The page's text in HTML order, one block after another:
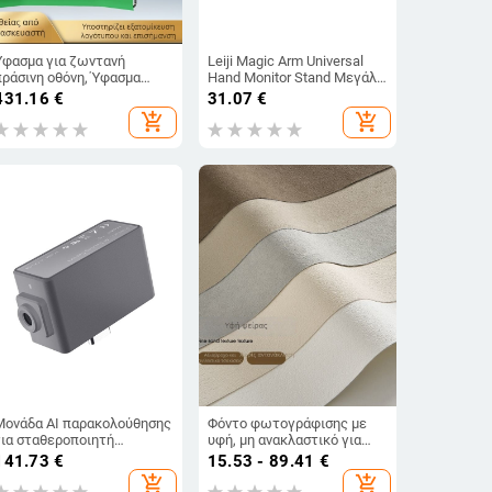
για ζωντανή
οθόνη, Ύφασμα
πράσινης οθόνης,
Φορητός
€
add_shopping_cart
Leiji Magic Arm Universal
Hand Monitor Stand Μεγάλο
Μικρό Μεταλλικό
Σφιγκτήρα Καβουριού
Μεταλλικό Ισχυρό
31.07 €
add_shopping_cart
AI παρακολούθησης
σταθεροποιητή
€
add_shopping_cart
Φόντο φωτογράφισης με
υφή, μη ανακλαστικό για
κοσμήματα και still life
(Brand: Unique; Type: Other;
15.53 - 89.41 €
add_shopping_cart